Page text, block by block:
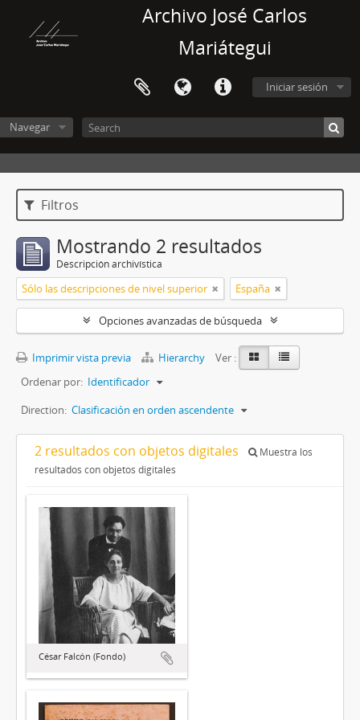
Archivo José Carlos
Mariátegui
Iniciar sesión
Navegar
Filtros
Mostrando 2 resultados
Descripción archivística
Sólo las descripciones de nivel superior España
Opciones avanzadas de búsqueda
Imprimir vista previa Hierarchy
Ver :
Ordenar por: Identificador
Direction: Clasificación en orden ascendente
2 resultados con objetos digitales
Muestra los
resultados con objetos digitales
César Falcón (Fondo)